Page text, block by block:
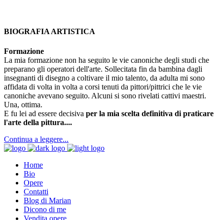
BIOGRAFIA ARTISTICA
Formazione
La mia formazione non ha seguito le vie canoniche degli studi che
preparano gli operatori dell'arte. Sollecitata fin da bambina dagli
insegnanti di disegno a coltivare il mio talento, da adulta mi sono
affidata di volta in volta a corsi tenuti da pittori/pittrici che le vie
canoniche avevano seguito. Alcuni si sono rivelati cattivi maestri.
Una, ottima.
E fu lei ad essere decisiva per la mia scelta definitiva di praticare
l'arte della pittura....
Continua a leggere...
Home
Bio
Opere
Contatti
Blog di Marian
Dicono di me
Vendita opere